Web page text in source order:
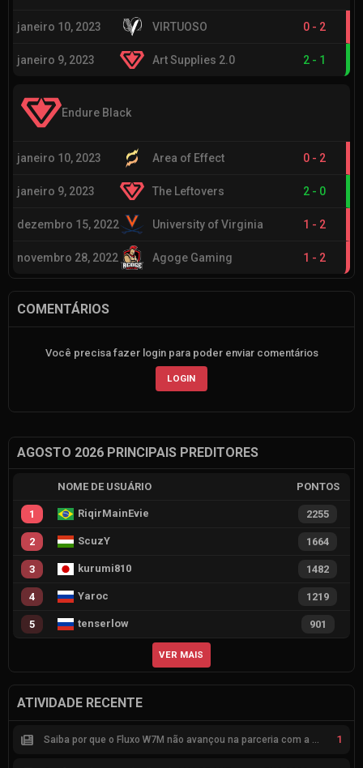
janeiro 10, 2023 VIRTUOSO 0 - 2
janeiro 9, 2023 Art Supplies 2.0 2 - 1
Endure Black
janeiro 10, 2023 Area of Effect 0 - 2
janeiro 9, 2023 The Leftovers 2 - 0
dezembro 15, 2022 University of Virginia 1 - 2
novembro 28, 2022 Agoge Gaming 1 - 2
COMENTÁRIOS
Você precisa fazer login para poder enviar comentários
LOGIN
AGOSTO 2026 PRINCIPAIS PREDITORES
NOME DE USUÁRIO PONTOS
1 RiqirMainEvie 2255
2 ScuzY 1664
3 kurumi810 1482
4 Yaroc 1219
5 tenserlow 901
VER MAIS
ATIVIDADE RECENTE
Saiba por que o Fluxo W7M não avançou na parceria com a Riot 1